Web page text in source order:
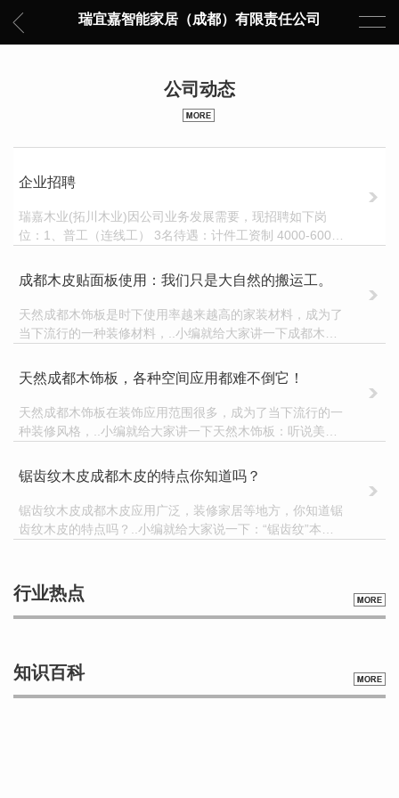
瑞宜嘉智能家居（成都）有限责任公司
公司动态
企业招聘
瑞嘉木业(拓川木业)因公司业务发展需要，现招聘如下岗
位：1、普工（连线工） 3名待遇：计件工资制 4000-6000
花连线经验者可适当放宽年
成都木皮贴面板使用：我们只是大自然的搬运工。
天然成都木饰板是时下使用率越来越高的家装材料，成为了
当下流行的一种装修材料，..小编就给大家讲一下成都木饰
饰面板，二者在纹理图案性能方面都有一定差异
天然成都木饰板，各种空间应用都难不倒它！
天然成都木饰板在装饰应用范围很多，成为了当下流行的一
种装修风格，..小编就给大家讲一下天然木饰板：听说美好
因为没有找对风格，用对板材，用成都拓川木业
锯齿纹木皮成都木皮的特点你知道吗？
锯齿纹木皮成都木皮应用广泛，装修家居等地方，你知道锯
齿纹木皮的特点吗？..小编就给大家说一下：“锯齿纹”本身
行业热点
知识百科